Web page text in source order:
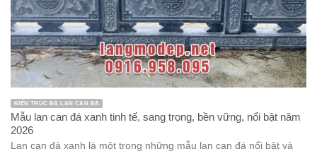
KIẾN TRÚC ĐÁ LAN CAN ĐÁ
Mẫu lan can đá xanh tinh tế, sang trọng, bền vững, nổi bật năm
2026
Lan can đá xanh là một trong những mẫu lan can đá nổi bật và